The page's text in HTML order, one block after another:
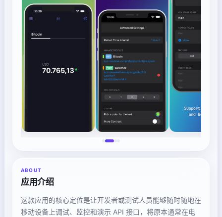
ABOUT
应用介绍
这款应用的核心定位是让开发者或测试人员能够随时随地在
移动设备上调试、监控和演示 API 接口，将原本通常在电